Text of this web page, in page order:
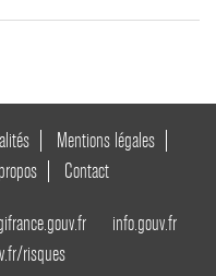
Mentions légales
Contact
info.gouv.fr
risques